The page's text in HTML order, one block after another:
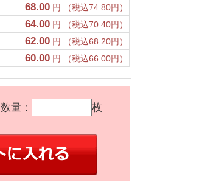
68.00円 （税込74.80円）
64.00円 （税込70.40円）
62.00円 （税込68.20円）
60.00円 （税込66.00円）
数量： 枚